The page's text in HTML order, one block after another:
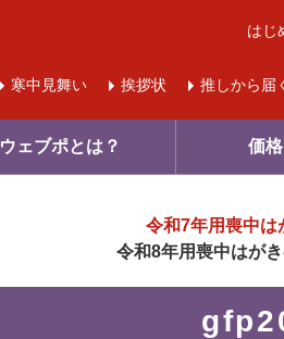
寒中 見舞い 挨拶状 推しから届
はじ
ウェブポとは？ 価
令和7年用喪中は
令和8年用喪中はが